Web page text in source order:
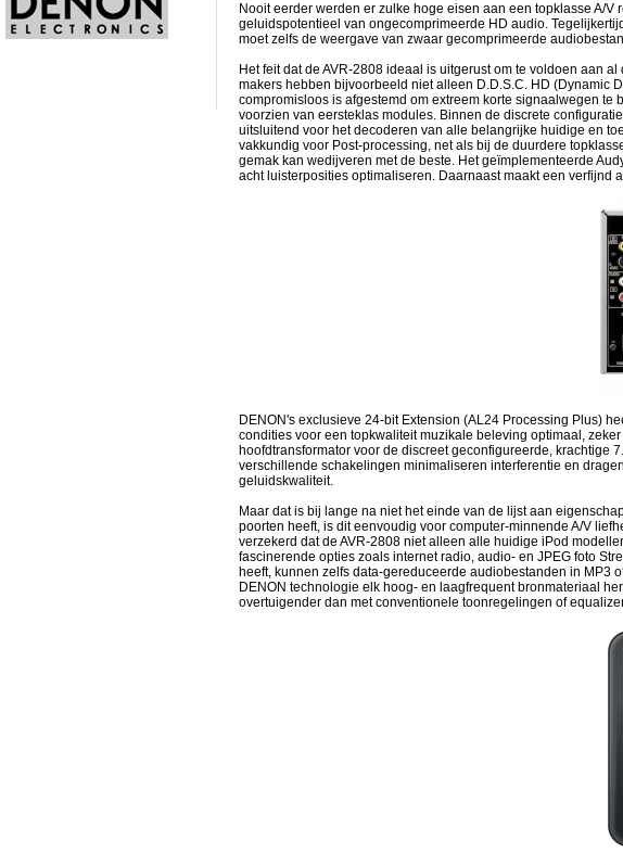
Nooit eerder werden er zulke hoge eisen aan een topklasse A/
geluidspotentieel van ongecomprimeerde HD audio.
moet zelfs de weergave van zwaar gecomprimeerde
Het feit dat de AVR-2808 ideaal is uitgerust om te voldoen aan
makers hebben bijvoorbeeld niet alleen D.D.S.C. HD (Dynamic
compromisloos is afgestemd om extreem korte signaalwegen
voorzien van eersteklas modules. Binnen de discrete
uitsluitend voor het decoderen van alle belangrijke huidige en
vakkundig voor Post-processing, net als bij de duurdere
gemak kan wedijveren met de beste. Het geïmplementeerde
acht luisterposities optimaliseren. Daarnaast maakt een
DENON's exclusieve 24-bit Extension (AL24 Processing Plus)
condities voor een topkwaliteit muzikale beleving optimaal,
hoofdtransformator voor de discreet geconfigureerde, krachtige
verschillende schakelingen minimaliseren interferentie en
geluidskwaliteit.
Maar dat is bij lange na niet het einde van de lijst aan
poorten heeft, is dit eenvoudig voor computer-minnende A/V
verzekerd dat de AVR-2808 niet alleen alle huidige iPod
fascinerende opties zoals internet radio, audio- en JPEG foto
heeft, kunnen zelfs data-gereduceerde audiobestanden in MP3
DENON technologie elk hoog- en laagfrequent bronmateriaal
overtuigender dan met conventionele toonregelingen of